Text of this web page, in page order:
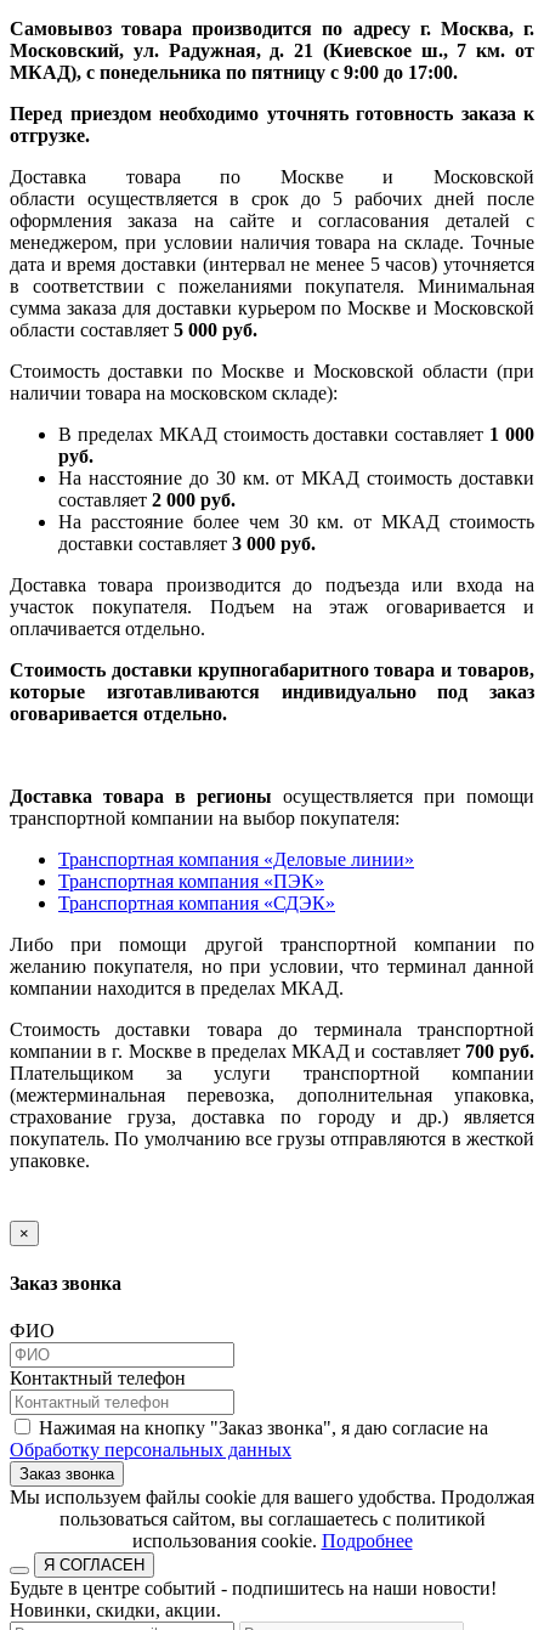
Самовывоз товара производится по адресу г. Москва, г.
Московский, ул. Радужная, д. 21 (Киевское ш., 7 км. от
МКАД), с понедельника по пятницу с 9:00 до 17:00.
Перед приездом необходимо уточнять готовность заказа к
отгрузке.
Доставка товара по Москве и Московской
области осуществляется в срок до 5 рабочих дней после
оформления заказа на сайте и согласования деталей с
менеджером, при условии наличия товара на складе. Точные
дата и время доставки (интервал не менее 5 часов) уточняется
в соответствии с пожеланиями покупателя. Минимальная
сумма заказа для доставки курьером по Москве и Московской
области составляет 5 000 руб.
Стоимость доставки по Москве и Московской области (при
наличии товара на московском складе):
В пределах МКАД стоимость доставки составляет 1 000
руб.
На насcтояние до 30 км. от МКАД стоимость доставки
составляет 2 000 руб.
На расстояние более чем 30 км. от МКАД стоимость
доставки составляет 3 000 руб.
Доставка товара производится до подъезда или входа на
участок покупателя. Подъем на этаж оговаривается и
оплачивается отдельно.
Стоимость доставки крупногабаритного товара и товаров,
которые изготавливаются индивидуально под заказ
оговаривается отдельно.
Доставка товара в регионы осуществляется при помощи
транспортной компании на выбор покупателя:
Транспортная компания «Деловые линии»
Транспортная компания «ПЭК»
Транспортная компания «СДЭК»
Либо при помощи другой транспортной компании по
желанию покупателя, но при условии, что терминал данной
компании находится в пределах МКАД.
Стоимость доставки товара до терминала транспортной
компании в г. Москве в пределах МКАД и составляет 700 руб.
Плательщиком за услуги транспортной компании
(межтерминальная перевозка, дополнительная упаковка,
страхование груза, доставка по городу и др.) является
покупатель. По умолчанию все грузы отправляются в жесткой
упаковке.
×
Заказ звонка
ФИО
Контактный телефон
Нажимая на кнопку "Заказ звонка", я даю согласие на
Обработку персональных данных
Заказ звонка
​​​​​​​Мы используем файлы cookie для вашего удобства. Продолжая
пользоваться сайтом, вы соглашаетесь с политикой
использования cookie.​​​​​​​ Подробнее
Я СОГЛАСЕН
Будьте в центре событий - подпишитесь на наши новости!
Новинки, скидки, акции.